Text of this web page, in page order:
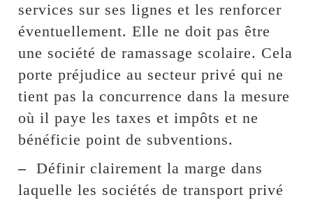
services sur ses lignes et les renforcer
éventuellement. Elle ne doit pas être
une société de ramassage scolaire. Cela
porte préjudice au secteur privé qui ne
tient pas la concurrence dans la mesure
où il paye les taxes et impôts et ne
bénéficie point de subventions.
– Définir clairement la marge dans
laquelle les sociétés de transport privé